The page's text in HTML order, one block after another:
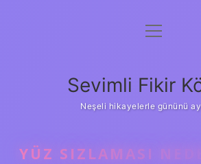
Anasayfa
Yasal Uyarı
menüyü
Sevimli Fikir
Neşeli hikayelerle gününü
YÜZ SIZLAMASI